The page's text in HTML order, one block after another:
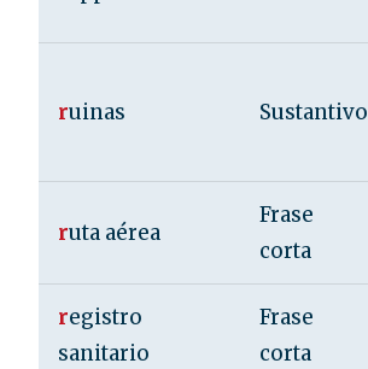
ruinas Sustantivo
ruta aérea
Frase
corta
registro
sanitario
Frase
corta